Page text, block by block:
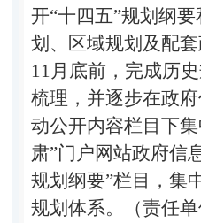
开“十四五”规划纲
划、区域规划及配
11月底前，完成历
梳理，并逐步在政
动公开内容栏目下
肃”门户网站政府信
规划纲要”栏目，集
规划体系。（责任单